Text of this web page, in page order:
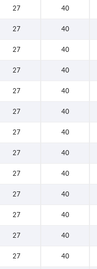
27 40
27 40
27 40
27 40
27 40
27 40
27 40
27 40
27 40
27 40
27 40
27 40
27 40